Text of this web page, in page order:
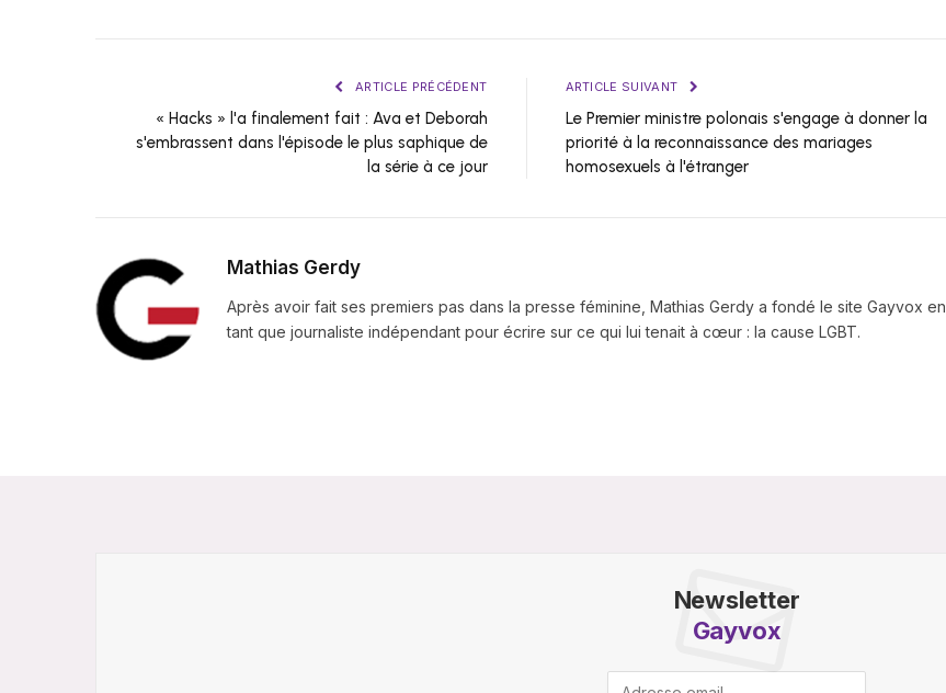
ARTICLE PRÉCÉDENT
« Hacks » l'a finalement fait : Ava et Deborah
s'embrassent dans l'épisode le plus saphique de
la série à ce jour
ARTICLE SUIVANT
Le Premier ministre polonais s'engage à donner la
priorité à la reconnaissance des mariages
homosexuels à l'étranger
Mathias Gerdy
Après avoir fait ses premiers pas dans la presse féminine, Mathias Gerdy a fondé le site Gayvox en
tant que journaliste indépendant pour écrire sur ce qui lui tenait à cœur : la cause LGBT.
Newsletter
Gayvox